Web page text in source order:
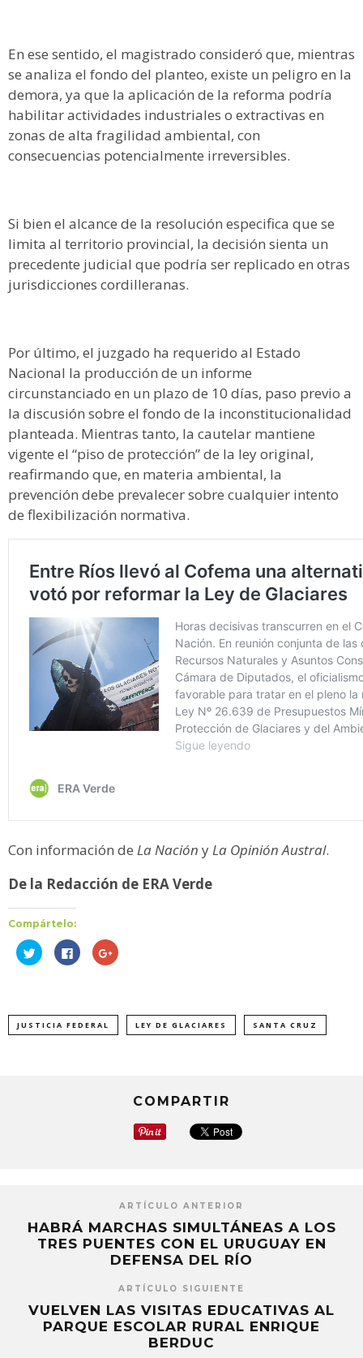
En ese sentido, el magistrado consideró que, mientras
se analiza el fondo del planteo, existe un peligro en la
demora, ya que la aplicación de la reforma podría
habilitar actividades industriales o extractivas en
zonas de alta fragilidad ambiental, con
consecuencias potencialmente irreversibles.
Si bien el alcance de la resolución especifica que se
limita al territorio provincial, la decisión sienta un
precedente judicial que podría ser replicado en otras
jurisdicciones cordilleranas.
Por último, el juzgado ha requerido al Estado
Nacional la producción de un informe
circunstanciado en un plazo de 10 días, paso previo a
la discusión sobre el fondo de la inconstitucionalidad
planteada. Mientras tanto, la cautelar mantiene
vigente el “piso de protección” de la ley original,
reafirmando que, en materia ambiental, la
prevención debe prevalecer sobre cualquier intento
de flexibilización normativa.
Con información de La Nación y La Opinión Austral.
De la Redacción de ERA Verde
Compártelo:
Haz
clic
abre
en
una
Haz
clic
abre
en
una
Haz
clic
abre
una
JUSTICIA FEDERAL LEY DE GLACIARES SANTA CRUZ
COMPARTIR
ARTÍCULO ANTERIOR
HABRÁ MARCHAS SIMULTÁNEAS A LOS
TRES PUENTES CON EL URUGUAY EN
DEFENSA DEL RÍO
ARTÍCULO SIGUIENTE
VUELVEN LAS VISITAS EDUCATIVAS AL
PARQUE ESCOLAR RURAL ENRIQUE
BERDUC